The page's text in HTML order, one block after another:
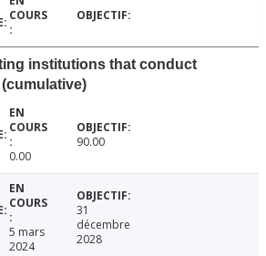
institutions that conduct
0.00
90.00
5 mars
2024
31
décembre
2028